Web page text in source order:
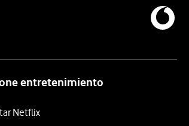
entretenimiento
Netflix